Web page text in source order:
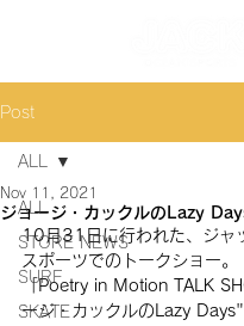
Post
ALL
STORE NEWS
SURF
SKATE
ALL
ジョージ・カックルのLazy
Nov 11, 2021
10月31日に行われた、ジャ
スポーツでのトークショー。
「Poetry in Motion TALK
ージ・カックルのLazy